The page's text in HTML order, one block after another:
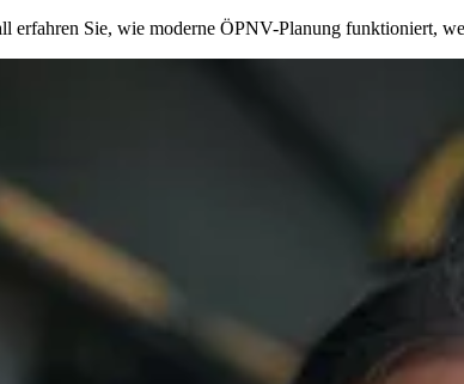
erfahren Sie, wie moderne ÖPNV-Planung funktioniert,